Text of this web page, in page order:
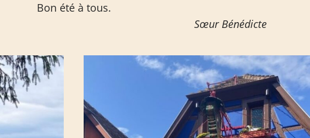
Bon été à tous.
Bénédicte